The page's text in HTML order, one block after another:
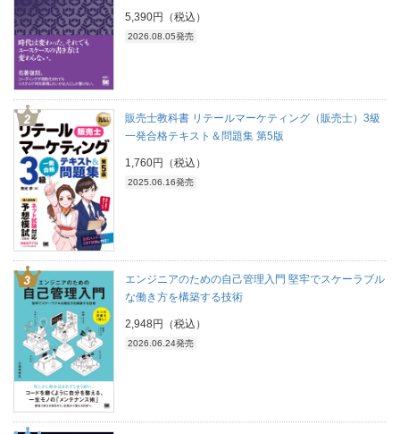
5,390円（税込）
2026.08.05発売
販売士教科書 リテールマーケティング（販売士）3級
一発合格テキスト＆問題集 第5版
1,760円（税込）
2025.06.16発売
エンジニアのための自己管理入門 堅牢でスケーラブル
な働き方を構築する技術
2,948円（税込）
2026.06.24発売